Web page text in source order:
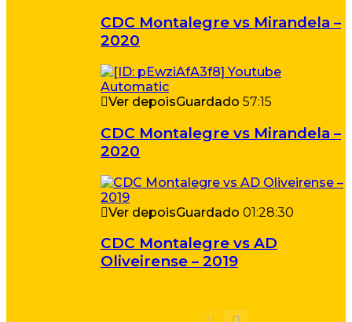
CDC Montalegre vs Mirandela –
2020
Ver depoisGuardado 57:15
CDC Montalegre vs Mirandela –
2020
Ver depoisGuardado 01:28:30
CDC Montalegre vs AD
Oliveirense – 2019